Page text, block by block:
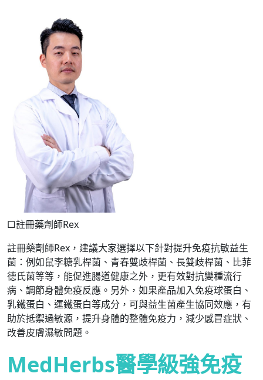
□註冊藥劑師Rex
註冊藥劑師Rex，建議大家選擇以下針對提升免疫抗敏益生
菌：例如鼠李糖乳桿菌、青春雙歧桿菌、長雙歧桿菌、比菲
德氏菌等等，能促進腸道健康之外，更有效對抗變種流行
病、調節身體免疫反應。另外，如果產品加入免疫球蛋白、
乳鐵蛋白、運鐵蛋白等成分，可與益生菌產生協同效應，有
助於抵禦過敏源，提升身體的整體免疫力，減少感冒症狀、
改善皮膚濕敏問題。
MedHerbs醫學級強免疫